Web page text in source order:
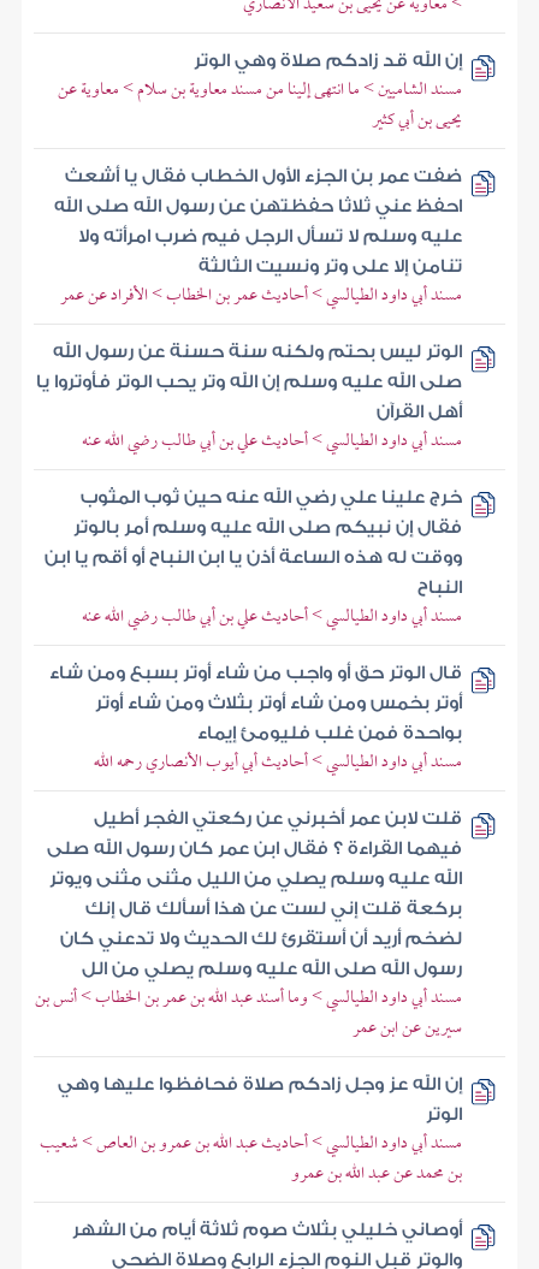
إن الله قد زادكم صلاة وهي الوتر
مسند الشاميين > ما انتهى إلينا من مسند معاوية بن سلام > معاوية عن
يحيى بن أبي كثير
ضفت عمر بن الجزء الأول الخطاب فقال يا أشعث
احفظ عني ثلاثا حفظتهن عن رسول الله صلى الله
عليه وسلم لا تسأل الرجل فيم ضرب امرأته ولا
تنامن إلا على وتر ونسيت الثالثة
مسند أبي داود الطيالسي > أحاديث عمر بن الخطاب > الأفراد عن عمر
الوتر ليس بحتم ولكنه سنة حسنة عن رسول الله
صلى الله عليه وسلم إن الله وتر يحب الوتر فأوتروا يا
أهل القرآن
مسند أبي داود الطيالسي > أحاديث علي بن أبي طالب رضي الله عنه
خرج علينا علي رضي الله عنه حين ثوب المثوب
فقال إن نبيكم صلى الله عليه وسلم أمر بالوتر
ووقت له هذه الساعة أذن يا ابن النباح أو أقم يا ابن
النباح
مسند أبي داود الطيالسي > أحاديث علي بن أبي طالب رضي الله عنه
قال الوتر حق أو واجب من شاء أوتر بسبع ومن شاء
أوتر بخمس ومن شاء أوتر بثلاث ومن شاء أوتر
بواحدة فمن غلب فليومئ إيماء
مسند أبي داود الطيالسي > أحاديث أبي أيوب الأنصاري رحمه الله
قلت لابن عمر أخبرني عن ركعتي الفجر أطيل
فيهما القراءة ؟ فقال ابن عمر كان رسول الله صلى
الله عليه وسلم يصلي من الليل مثنى مثنى ويوتر
بركعة قلت إني لست عن هذا أسألك قال إنك
لضخم أريد أن أستقرئ لك الحديث ولا تدعني كان
رسول الله صلى الله عليه وسلم يصلي من الل
مسند أبي داود الطيالسي > وما أسند عبد الله بن عمر بن الخطاب > أنس بن
سيرين عن ابن عمر
إن الله عز وجل زادكم صلاة فحافظوا عليها وهي
الوتر
مسند أبي داود الطيالسي > أحاديث عبد الله بن عمرو بن العاص > شعيب
بن محمد عن عبد الله بن عمرو
أوصاني خليلي بثلاث صوم ثلاثة أيام من الشهر
والوتر قبل النوم الجزء الرابع وصلاة الضحى